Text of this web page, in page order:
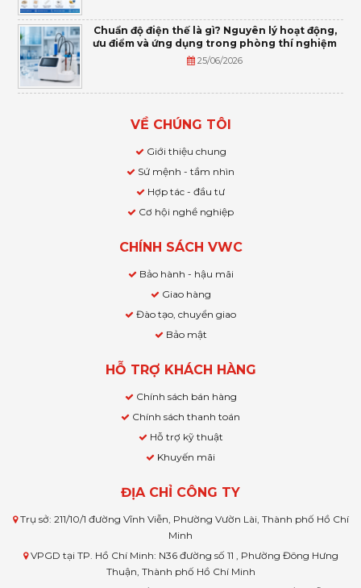
Chuẩn độ điện thế là gì? Nguyên lý hoạt động,
ưu điểm và ứng dụng trong phòng thí nghiệm
25/06/2026
VỀ CHÚNG TÔI
Giới thiệu chung
Sứ mệnh - tầm nhìn
Hợp tác - đầu tư
Cơ hội nghề nghiệp
CHÍNH SÁCH VWC
Bảo hành - hậu mãi
Giao hàng
Đào tạo, chuyển giao
Bảo mật
HỖ TRỢ KHÁCH HÀNG
Chính sách bán hàng
Chính sách thanh toán
Hỗ trợ kỹ thuật
Khuyến mãi
ĐỊA CHỈ CÔNG TY
Trụ sở: 211/10/1 đường Vĩnh Viễn, Phường Vườn Lài, Thành phố Hồ Chí
Minh
VPGD tại TP. Hồ Chí Minh: N36 đường số 11 , Phường Đông Hưng
Thuận, Thành phố Hồ Chí Minh